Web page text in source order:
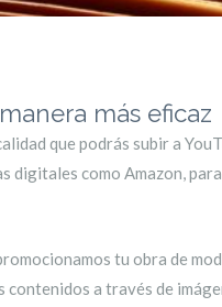
más eficaz
que podrás subir a
digitales como Amazon,
tu obra de
a través de